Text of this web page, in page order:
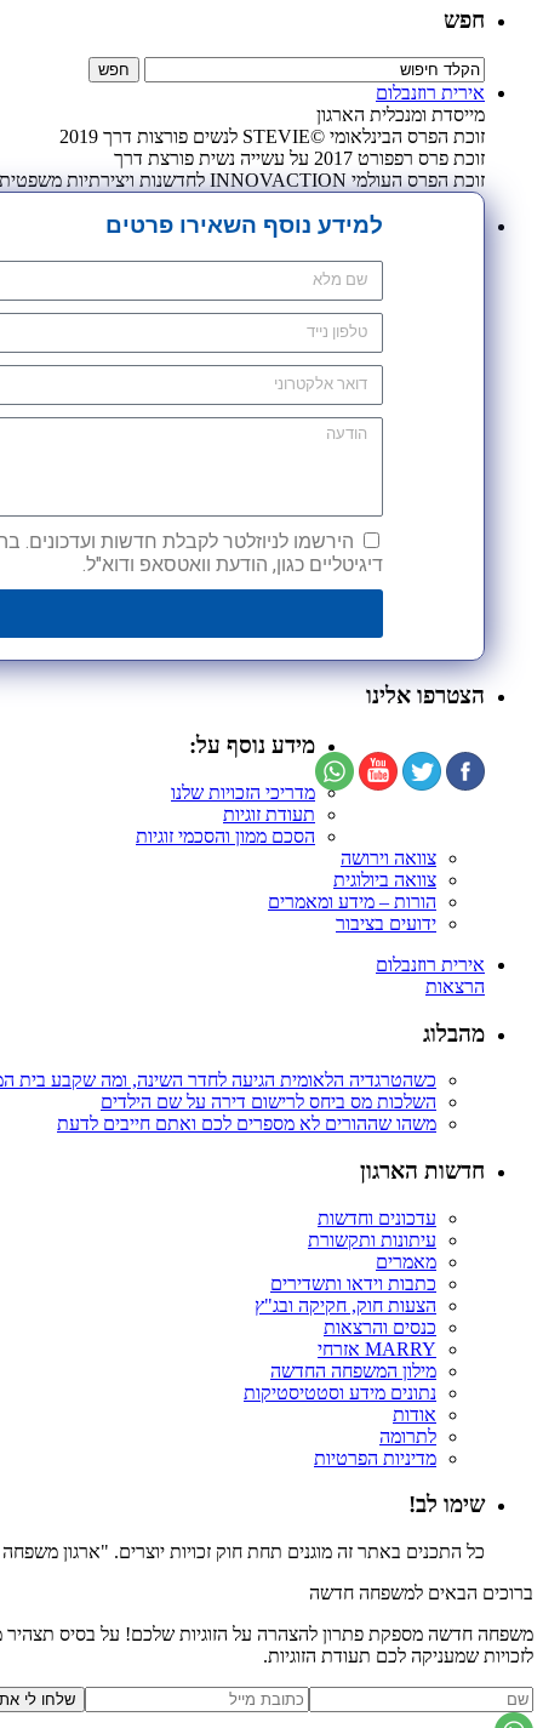
חפש
אירית רוזנבלום
מייסדת ומנכלית הארגון
זוכת הפרס הבינלאומי ©STEVIE לנשים פורצות דרך 2019
זוכת פרס רפפורט 2017 על עשייה נשית פורצת דרך
זוכת הפרס העולמי INNOVACTION לחדשנות ויצירתיות משפטית 2009
למידע נוסף השאירו פרטים
הירשמו לניוזלטר לקבלת חדשות ועדכונים.
דיגיטליים כגון, הודעת וואטסאפ ודוא"ל.
הצטרפו אלינו
מידע נוסף על:
מדריכי הזכויות שלנו
תעודת זוגיות
הסכם ממון והסכמי זוגיות
צוואה וירושה
צוואה ביולוגית
הורות – מידע ומאמרים
ידועים בציבור
אירית רוזנבלום
הרצאות
מהבלוג
כשהטרגדיה הלאומית הגיעה לחדר השינה, ומה שקבע בית
השלכות מס ביחס לרישום דירה על שם הילדים
משהו שההורים לא מספרים לכם ואתם חייבים לדעת
חדשות הארגון
עדכונים וחדשות
עיתונות ותקשורת
מאמרים
כתבות וידאו ותשדירים
הצעות חוק, חקיקה ובג"ץ
כנסים והרצאות
MARRY אזרחי
מילון המשפחה החדשה
נתונים מידע וסטטיסטיקות
אודות
לתרומה
מדיניות הפרטיות
שימו לב!
כל התכנים באתר זה מוגנים תחת חוק זכויות יוצרים. "ארגון
ברוכים הבאים למשפחה חדשה
משפחה חדשה מספקת פתרון להצהרה על הזוגיות שלכם! על בסיס תצהיר
לזכויות שמעניקה לכם תעודת הזוגיות.